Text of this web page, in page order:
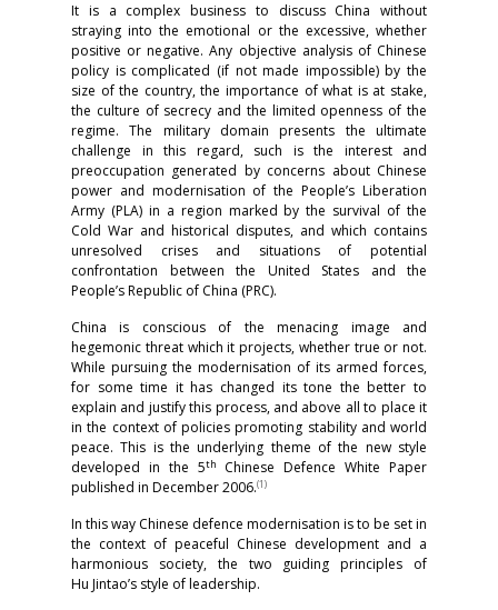
It is a complex business to discuss China without
straying into the emotional or the excessive, whether
positive or negative. Any objective analysis of Chinese
policy is complicated (if not made impossible) by the
size of the country, the importance of what is at stake,
the culture of secrecy and the limited openness of the
regime. The military domain presents the ultimate
challenge in this regard, such is the interest and
preoccupation generated by concerns about Chinese
power and modernisation of the People’s Liberation
Army (PLA) in a region marked by the survival of the
Cold War and historical disputes, and which contains
unresolved crises and situations of potential
confrontation between the United States and the
People’s Republic of China (PRC).
China is conscious of the menacing image and
hegemonic threat which it projects, whether true or not.
While pursuing the modernisation of its armed forces,
for some time it has changed its tone the better to
explain and justify this process, and above all to place it
in the context of policies promoting stability and world
peace. This is the underlying theme of the new style
developed in the 5th Chinese Defence White Paper
published in December 2006.(1)
In this way Chinese defence modernisation is to be set in
the context of peaceful Chinese development and a
harmonious society, the two guiding principles of
Hu Jintao’s style of leadership.